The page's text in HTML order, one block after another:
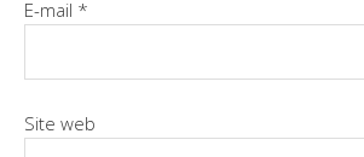
E-mail *
Site web